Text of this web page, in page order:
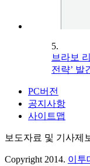
5.
브라보
전략’ 발
PC버전
공지사항
사이트맵
보도자료 및 기사제
Copyright 2014. 이투